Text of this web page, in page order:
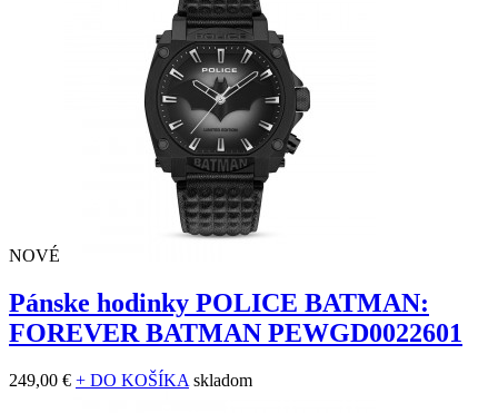
NOVÉ
Pánske hodinky POLICE BATMAN:
FOREVER BATMAN PEWGD0022601
249,00 € + DO KOŠÍKA skladom